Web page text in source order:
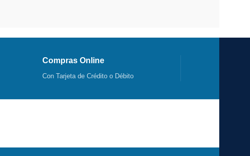
Compras Online
Con Tarjeta de Crédito o Débito